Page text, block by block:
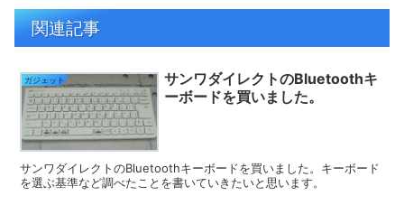
関連記事
ガジェット
サンワダイレクトのBluetoothキ
ーボードを買いました。
サンワダイレクトのBluetoothキーボードを買いました。キーボード
を選ぶ基準など調べたことを書いていきたいと思います。